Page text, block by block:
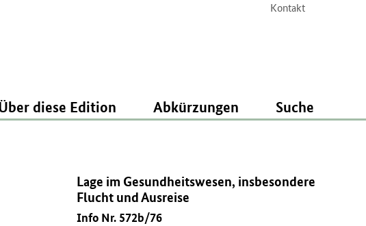
Kontakt
diese Edition Abkürzungen Suche
Lage im Gesundheitswesen, insbesondere
Flucht und Ausreise
Info Nr. 572b/76